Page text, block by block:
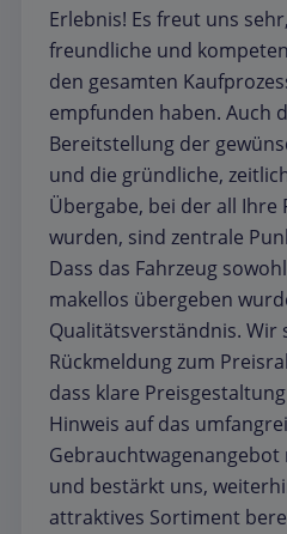
Erlebnis! Es freut uns
freundliche und
den gesamten
empfunden haben. Auch
Bereitstellung der
und die gründliche,
Übergabe, bei der all Ihre
wurden, sind zentrale
Dass das Fahrzeug
makellos übergeben
Qualitätsverständnis. Wir
Rückmeldung zum
dass klare
Hinweis auf das
und bestärkt uns,
attraktives Sortiment